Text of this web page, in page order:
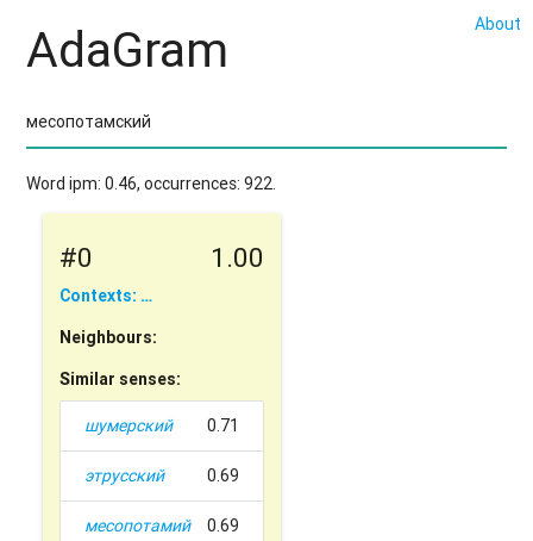
About
AdaGram
Word ipm: 0.46, occurrences: 922.
#0 1.00
Contexts: …
Neighbours:
Similar senses:
шумерский 0.71
этрусский 0.69
месопотамий 0.69